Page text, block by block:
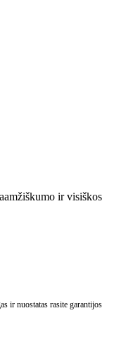
ir visiškos
ir nuostatas rasite garantijos